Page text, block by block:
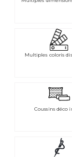
Multiples coloris
Coussins déco